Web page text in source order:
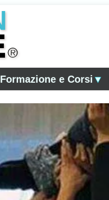
Formazione e Corsi▼